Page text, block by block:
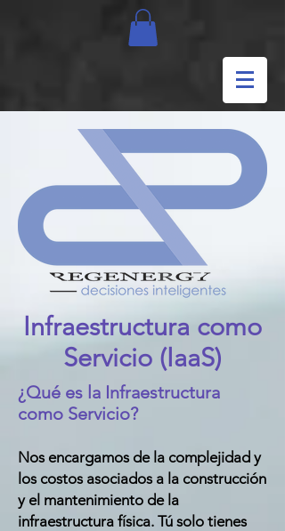
Infraestructura como
Servicio (IaaS)
¿Qué es la Infraestructura
como Servicio?
Nos encargamos de la complejidad y
los costos asociados a la construcción
y el mantenimiento de la
infraestructura física. Tú solo tienes